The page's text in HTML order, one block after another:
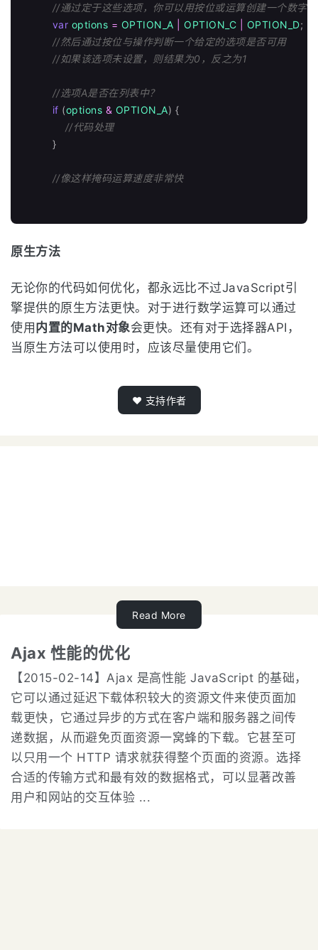
//通过定于这些选项，你可以用按位或运算创建一个数字
var options = OPTION_A OPTION_C OPTION_D;
//然后通过按位与操作判断一个给定的选项是否可用
//如果该选项未设置，则结果为0，反之为1
//选项A是否在列表中？
if (options & OPTION_A) {
//代码处理
}
//像这样掩码运算速度非常快
原生方法
无论你的代码如何优化，都永远比不过JavaScript引
擎提供的原生方法更快。对于进行数学运算可以通过
使用 内置的Math对象会更快。还有对于选择器API，
当原生方法可以使用时，应该尽量使用它们。
❤️ 支持作者
Read More
Ajax 性能的优化
【2015-02-14】Ajax 是高性能 JavaScript 的基础，
它可以通过延迟下载体积较大的资源文件来使页面加
载更快，它通过异步的方式在客户端和服务器之间传
递数据，从而避免页面资源一窝蜂的下载。它甚至可
以只用一个 HTTP 请求就获得整个页面的资源。选择
合适的传输方式和最有效的数据格式，可以显著改善
用户和网站的交互体验 ...